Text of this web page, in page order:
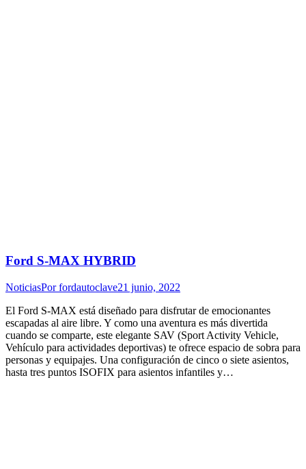
Ford S-MAX HYBRID
NoticiasPorfordautoclave21 junio, 2022
El Ford S-MAX está diseñado para disfrutar de emocionantes
escapadas al aire libre. Y como una aventura es más divertida
cuando se comparte, este elegante SAV (Sport Activity Vehicle,
Vehículo para actividades deportivas) te ofrece espacio de sobra para
personas y equipajes. Una configuración de cinco o siete asientos,
hasta tres puntos ISOFIX para asientos infantiles y…